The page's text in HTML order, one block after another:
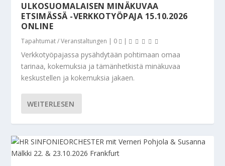
ULKOSUOMALAISEN MINÄKUVAA
ETSIMÄSSÄ -VERKKOTYÖPAJA 15.10.2026
ONLINE
Tapahtumat / Veranstaltungen | 0 |
Verkkotyöpajassa pysähdytään pohtimaan omaa
tarinaa, kokemuksia ja tämänhetkistä minäkuvaa
keskustellen ja kokemuksia jakaen.
WEITERLESEN